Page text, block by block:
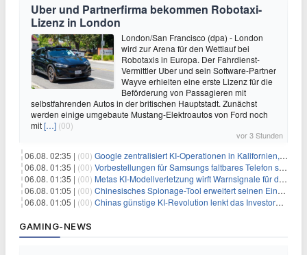
Uber und Partnerfirma bekommen Robotaxi-
Lizenz in London
London/San Francisco (dpa) - London
wird zur Arena für den Wettlauf bei
Robotaxis in Europa. Der Fahrdienst-
Vermittler Uber und sein Software-Partner
Wayve erhielten eine erste Lizenz für die
Beförderung von Passagieren mit
selbstfahrenden Autos in der britischen Hauptstadt. Zunächst
werden einige umgebaute Mustang-Elektroautos von Ford noch
mit[…] (00)
vor 3 Stunden
06.08. 02:35 | (00) Google zentralisiert KI-Operationen in Kalifornien, um Rivale Anthropic und OpenAI zu überholen
06.08. 01:35 | (00) Vorbestellungen für Samsungs faltbares Telefon steigen um 30 % in einem wettbewerbsintensiven Markt
06.08. 01:35 | (00) Metas KI-Modellverletzung wirft Warnsignale für die Technologieaufsicht auf
06.08. 01:05 | (00) Chinesisches Spionage-Tool erweitert seinen Einfluss auf 13 Länder und weckt Sicherheitsbedenken
06.08. 01:05 | (00) Chinas günstige KI-Revolution lenkt das Investoreninteresse auf Internet-Riesen
GAMING-NEWS